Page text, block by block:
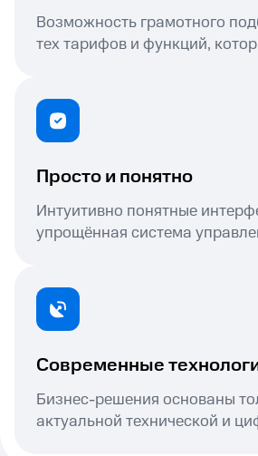
Возможность грамотного
тех тарифов и функций,
Просто и понятно
Интуитивно понятные
упрощённая система
Современные
Бизнес-решения основаны
актуальной технической и